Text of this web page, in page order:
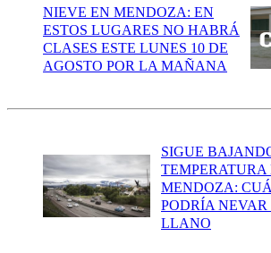
NIEVE EN MENDOZA: EN
ESTOS LUGARES NO HABRÁ
CLASES ESTE LUNES 10 DE
AGOSTO POR LA MAÑANA
SIGUE
TEMPERATURA
MENDOZA:
PODRÍA NEVAR
LLANO